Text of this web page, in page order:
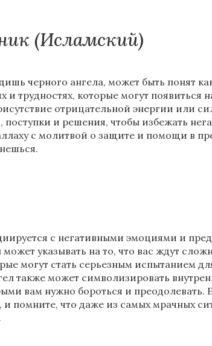
(Исламский)
черного ангела, может быть понят
трудностях, которые могут появиться
отрицательной энергии или
и решения, чтобы избежать
с молитвой о защите и помощи в
с негативными эмоциями и
указывать на то, что вас ждут
могут стать серьезным испытанием
также может символизировать
вам нужно бороться и преодолевать.
помните, что даже из самых мрачных